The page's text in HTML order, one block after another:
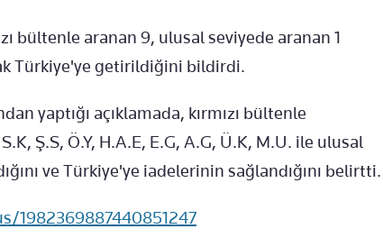
bültenle aranan 9, ulusal seviyede aranan 1
Türkiye'ye getirildiğini bildirdi.
yaptığı açıklamada, kırmızı bültenle
Ş.S, Ö.Y, H.A.E, E.G, A.G, Ü.K, M.U. ile ulusal
ve Türkiye'ye iadelerinin sağlandığını belirtti.
1982369887440851247